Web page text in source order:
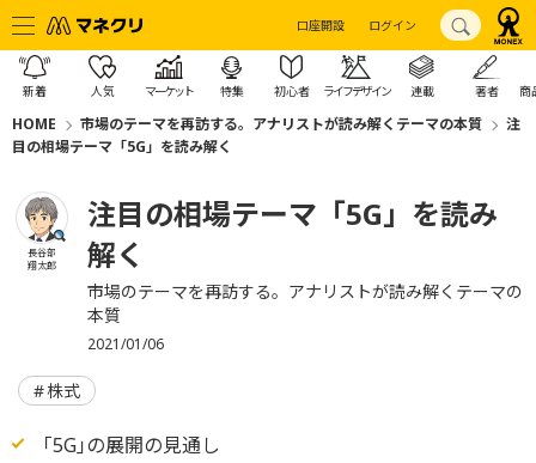
口座開設 ログイン
新着 人気 マーケット 特集 初心者 ライフデザイン 連載 著者 商
HOME 市場のテーマを再訪する。アナリストが読み解くテーマの本質
注
目の相場テーマ「5G」を読み解く
長谷部
翔太郎
注目の相場テーマ「5G」を読み
解く
市場のテーマを再訪する。アナリストが読み解くテーマの
本質
2021/01/06
株式
「5G｣の展開の見通し